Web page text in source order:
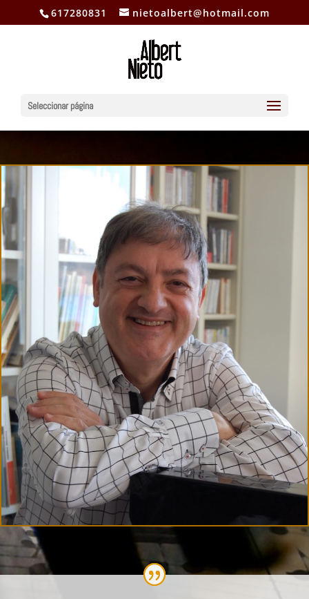
617280831 nietoalbert@hotmail.com
Seleccionar página